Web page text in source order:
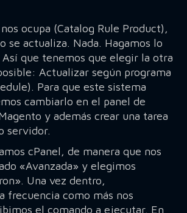
ocupa (Catalog Rule Product),
se actualiza. Nada. Hagamos lo
que tenemos que elegir la otra
Actualizar según programa
Para que este sistema
cambiarlo en el panel de
y además crear una tarea
servidor.
cPanel, de manera que nos
«Avanzada» y elegimos
Una vez dentro,
frecuencia como más nos
el comando a ejecutar. En